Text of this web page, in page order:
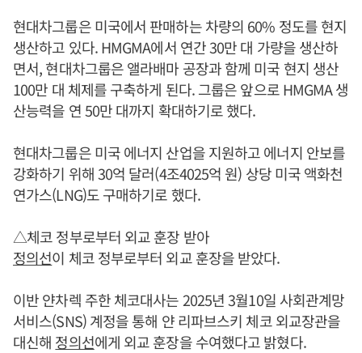
현대차그룹은 미국에서 판매하는 차량의 60% 정도를 현지
생산하고 있다. HMGMA에서 연간 30만 대 가량을 생산하
면서, 현대차그룹은 앨라배마 공장과 함께 미국 현지 생산
100만 대 체제를 구축하게 된다. 그룹은 앞으로 HMGMA 생
산능력을 연 50만 대까지 확대하기로 했다.
현대차그룹은 미국 에너지 산업을 지원하고 에너지 안보를
강화하기 위해 30억 달러(4조4025억 원) 상당 미국 액화천
연가스(LNG)도 구매하기로 했다.
△체코 정부로부터 외교 훈장 받아
정의선이 체코 정부로부터 외교 훈장을 받았다.
이반 얀차렉 주한 체코대사는 2025년 3월10일 사회관계망
서비스(SNS) 계정을 통해 얀 리파브스키 체코 외교장관을
대신해 정의선에게 외교 훈장을 수여했다고 밝혔다.